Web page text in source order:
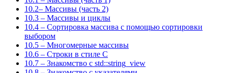
10.2– Массивы (часть 2)
10.3 – Массивы и циклы
10.4 – Сортировка массива с помощью сортировки
выбором
10.5 – Многомерные массивы
10.6 – Строки в стиле C
10.7 – Знакомство с std::string_view